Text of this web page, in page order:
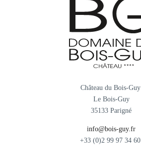
Château du Bois-Guy
Le Bois-Guy
35133 Parigné
info@bois-guy.fr
+33 (0)2 99 97 34 60